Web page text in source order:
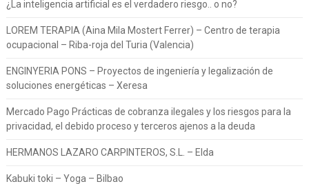
¿La inteligencia artificial es el verdadero riesgo.. o no?
LOREM TERAPIA (Aina Mila Mostert Ferrer) – Centro de terapia
ocupacional – Riba-roja del Turia (Valencia)
ENGINYERIA PONS – Proyectos de ingeniería y legalización de
soluciones energéticas – Xeresa
Mercado Pago Prácticas de cobranza ilegales y los riesgos para la
privacidad, el debido proceso y terceros ajenos a la deuda
HERMANOS LAZARO CARPINTEROS, S.L. – Elda
Kabuki toki – Yoga – Bilbao